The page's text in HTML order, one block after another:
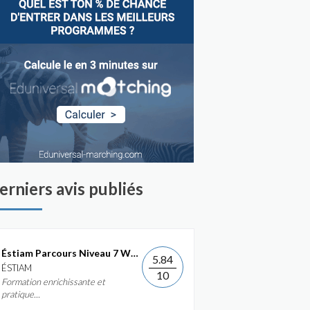
avis publiés
Éstiam Parcours Niveau 7 Web &...
ÉSTIAM
Formation enrichissante et
pratique...
5.84
10